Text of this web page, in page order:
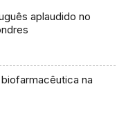
aplaudido no
na